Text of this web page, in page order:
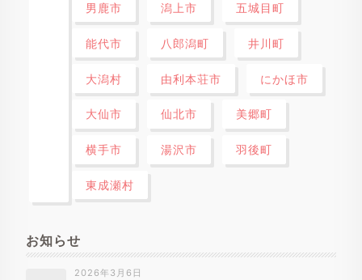
男鹿市 潟上市 五城目町
能代市 八郎潟町 井川町
大潟村 由利本荘市 にかほ市
大仙市 仙北市 美郷町
横手市 湯沢市 羽後町
東成瀬村
お知らせ
2026年3月6日